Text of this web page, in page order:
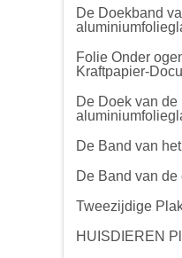
De Doekband
Folie Onder
Kraftpapier-
De Doek van de
De Band van
De Band van
Tweezijdige
HUISDIEREN